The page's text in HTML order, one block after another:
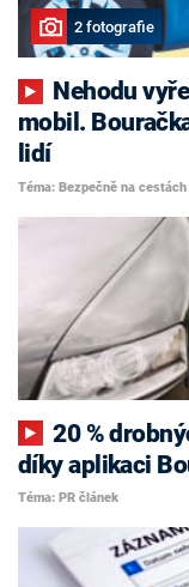
2 fotografie
mobil.
lidí
Téma: Bezpečně na cestách
20 % drobných nehod vyřídili řidiči online,
díky aplikaci
Téma: PR článek